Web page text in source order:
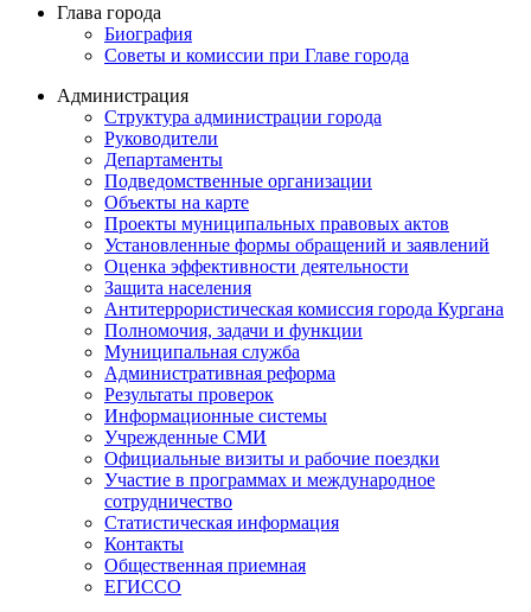
Глава города
Биография
Советы и комиссии при Главе города
Администрация
Структура администрации города
Руководители
Департаменты
Подведомственные организации
Объекты на карте
Проекты муниципальных правовых актов
Установленные формы обращений и заявлений
Оценка эффективности деятельности
Защита населения
Антитеррористическая комиссия города Кургана
Полномочия, задачи и функции
Муниципальная служба
Административная реформа
Результаты проверок
Информационные системы
Учрежденные СМИ
Официальные визиты и рабочие поездки
Участие в программах и международное
сотрудничество
Статистическая информация
Контакты
Общественная приемная
ЕГИССО